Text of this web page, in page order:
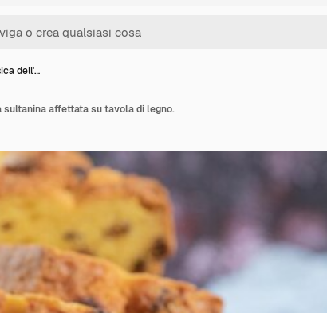
dell'…
affettata su tavola di legno.